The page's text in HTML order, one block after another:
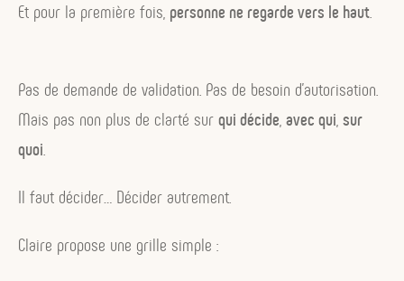
Et pour la première fois, personne ne regarde vers le haut.
Pas de demande de validation. Pas de besoin d’autorisation.
Mais pas non plus de clarté sur qui décide, avec qui, sur
quoi.
Il faut décider… Décider autrement.
Claire propose une grille simple :